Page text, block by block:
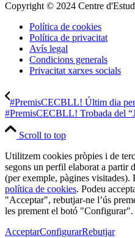
Copyright © 2024 Centre
Política de cookies
Política de privacitat
Avís legal
Condicions generals
Privacitat xarxes socials
#PremisCECBLL! Últim dia per
#PremisCECBLL! Trobada del
Scroll to top
Utilitzem cookies pròpies i de
segons un perfil elaborat a partir
(per exemple, pàgines visitades).
política de cookies. Podeu
"Acceptar", rebutjar-ne l’ús
les prement el botó "Configurar".
AcceptarConfigurarRebutjar